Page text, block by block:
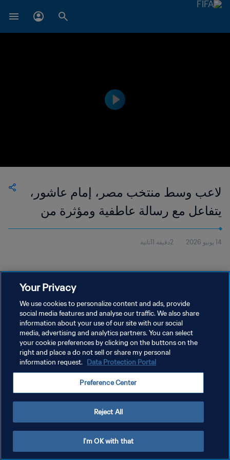
لاعب وسط منتخب مصر، إمام عاشور،
يتفاعل مع رسالة عاطفية ومؤثرة من
مدربه السابق ومكتشفه نشأت فتحي
14 يونيو 2026 2دقيقة 11ثانية
سياسة الخصوصية
شروط الخدمة
إدارة تفضيلات ملفات تعريف الارتباط
حقوق النشر والطبع والتأليف © ١٩٩٤ - ٢٠٢٦ FIFA. جميع الحقوق محفوظة.
Your Privacy
We use cookies to personalize content and ads, provide
social media features and analyse our traffic. We also share
information about your use of our site with our social
media, advertising and analytics partners. You can select
your cookie preferences by clicking on the buttons on the
right and place a do not sell or share my personal
information request. Data Protection Portal
Preference Center
Reject All
I'm OK with that